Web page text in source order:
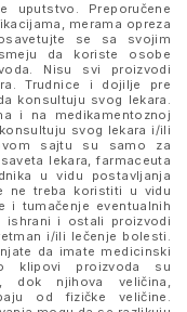
uputstvo. Preporučene
merama opreza
se sa svojim
da koriste osobe
Nisu svi proizvodi
Trudnice i dojilje pre
konsultuju svog lekara.
i na medikamentoznoj
svog lekara i/ili
sajtu su samo za
lekara, farmaceuta
u vidu postavljanja
ne treba koristiti u vidu
i tumačenje eventualnih
ishrani i ostali proizvodi
i/ili lečenje bolesti.
da imate medicinski
klipovi proizvoda su
dok njihova veličina,
od fizičke veličine.